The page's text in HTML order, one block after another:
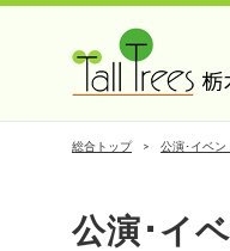
総合トップ 公演･イベン
公演･イ